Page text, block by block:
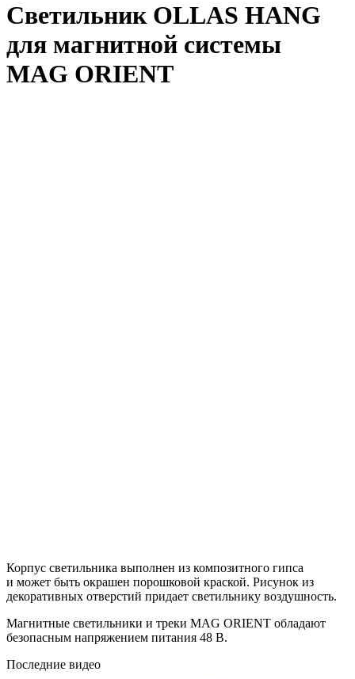
Светильник OLLAS HANG
для магнитной системы
MAG ORIENT
Корпус светильника выполнен из композитного гипса
и может быть окрашен порошковой краской. Рисунок из
декоративных отверстий придает светильнику воздушность.
Магнитные светильники и треки MAG ORIENT обладают
безопасным напряжением питания 48 В.
Последние видео